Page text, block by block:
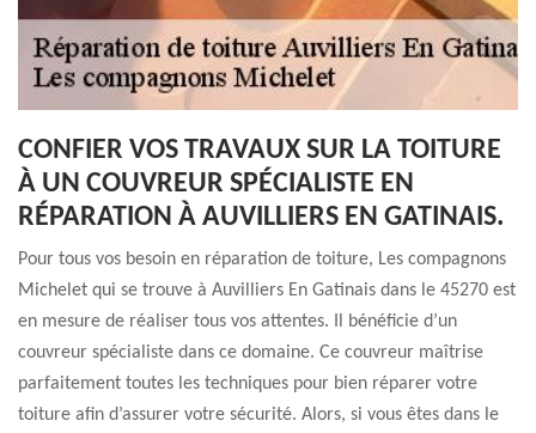
CONFIER VOS TRAVAUX SUR LA TOITURE
À UN COUVREUR SPÉCIALISTE EN
RÉPARATION À AUVILLIERS EN GATINAIS.
Pour tous vos besoin en réparation de toiture, Les compagnons
Michelet qui se trouve à Auvilliers En Gatinais dans le 45270 est
en mesure de réaliser tous vos attentes. Il bénéficie d’un
couvreur spécialiste dans ce domaine. Ce couvreur maîtrise
parfaitement toutes les techniques pour bien réparer votre
toiture afin d’assurer votre sécurité. Alors, si vous êtes dans le